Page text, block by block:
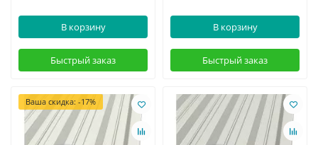
В корзину
Быстрый заказ
В корзину
Быстрый заказ
Ваша скидка: -17%